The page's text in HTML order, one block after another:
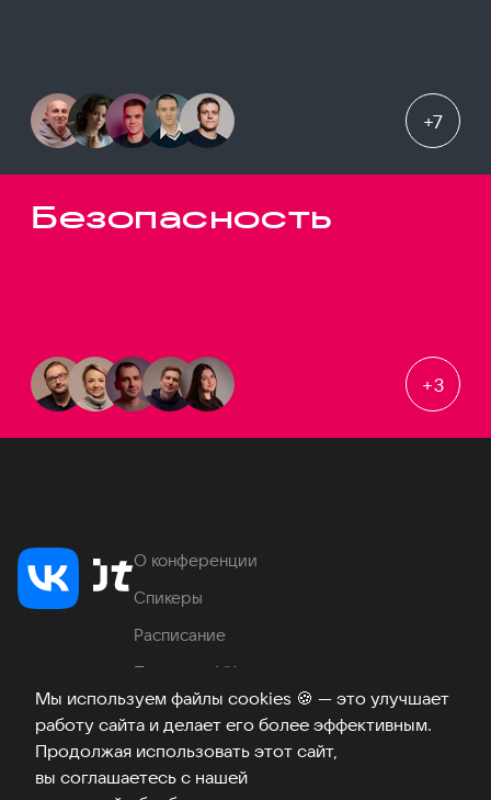
Мы используем файлы cookies 🍪 — это улучшает
работу сайта и делает его более эффективным.
Продолжая использовать этот сайт,
вы соглашаетесь с нашей
+7
Безопасность
+3
О конференции
Спикеры
Расписание
Продукты VK
Место проведения
Часто задаваемые вопросы